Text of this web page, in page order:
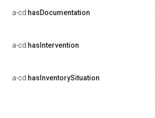
a-cd:hasDocumentation
a-cd:hasIntervention
a-cd:hasInventorySituation